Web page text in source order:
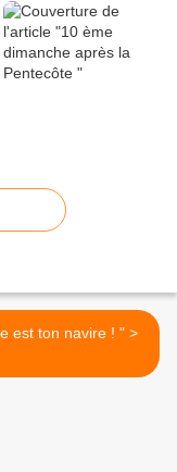
"La vie est ton navire ! " >